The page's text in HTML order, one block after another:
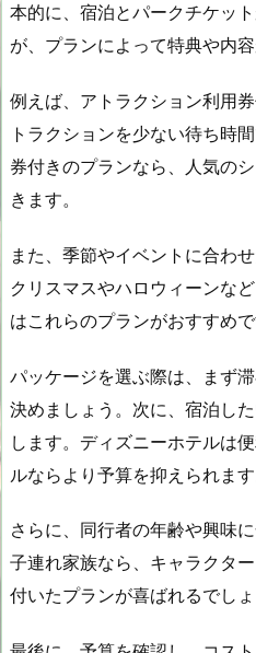
本的に、宿泊とパークチケッ
が、プランによって特典や内容
例えば、アトラクション利用
トラクションを少ない待ち時
券付きのプランなら、人気の
きます。
また、季節やイベントに合わ
クリスマスやハロウィーンな
はこれらのプランがおすすめで
パッケージを選ぶ際は、まず
決めましょう。次に、宿泊し
します。ディズニーホテルは
ルならより予算を抑えられます
さらに、同行者の年齢や興味
子連れ家族なら、キャラクタ
付いたプランが喜ばれるでしょ